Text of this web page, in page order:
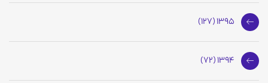
1395 (127)
1394 (72)